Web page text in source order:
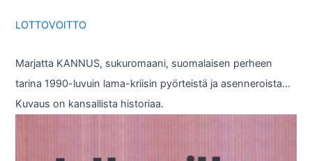
LOTTOVOITTO
Marjatta KANNUS, sukuromaani, suomalaisen perheen
tarina 1990-luvuin lama-kriisin pyörteistä ja asenneroista…
Kuvaus on kansallista historiaa.